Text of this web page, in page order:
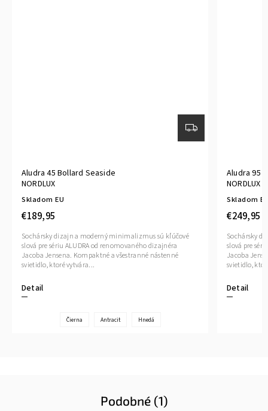
Aludra 45 Bollard Seaside
NORDLUX
Skladom EU
€189,95
Detail
Sochársky dizajn a moderný minimalizmus sú kľúčové
slová pre sériu ALUDRA od renomovaného dizajnéra
Jacoba Jensena. Kompaktné a všestranné nástenné
svietidlo, ktoré vytvára...
Čierna Antracit Hnedá
Aludra 95
NORDLUX
Skladom
€249,95
Detail
Sochársky
slová pre
Jacoba
svietidlo,
Podobné (1)